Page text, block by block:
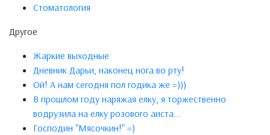
Стоматология
Другое
Жаркие выходные
Дневник Дарьи, наконец нога во рту!
Ой! А нам сегодня пол годика же =)))
В прошлом году наряжая елку, я торжественно
водрузила на елку розового аиста...
Господин "Мясочкин!" =)